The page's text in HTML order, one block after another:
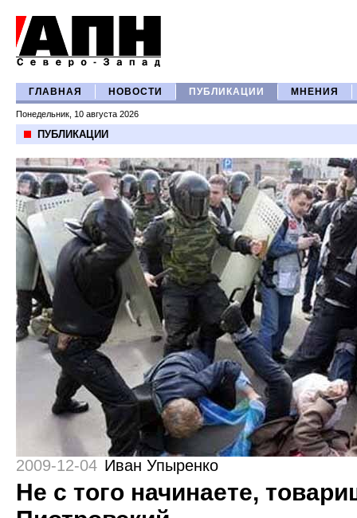
ГЛАВНАЯ НОВОСТИ ПУБЛИКАЦИИ МНЕНИЯ
Понедельник, 10 августа 2026
ПУБЛИКАЦИИ
2009-12-04 Иван Упыренко
Не с того начинаете,